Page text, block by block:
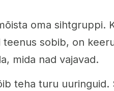
oma sihtgruppi.
sobib, on
mida nad vajavad.
teha turu uuringuid.